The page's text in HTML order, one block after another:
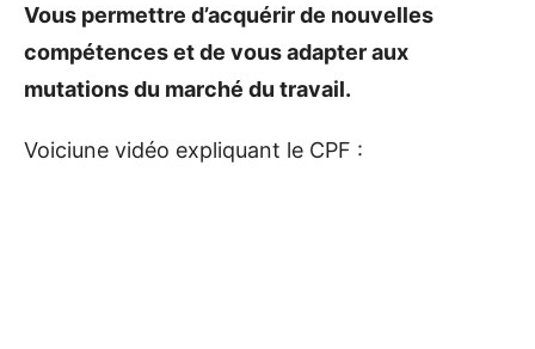
Vous permettre d’acquérir de nouvelles
compétences et de vous adapter aux
mutations du marché du travail.
Voiciune vidéo expliquant le CPF :